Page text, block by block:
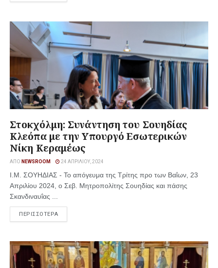
Στοκχόλμη: Συνάντηση του Σουηδίας
Κλεόπα με την Υπουργό Εσωτερικών
Νίκη Κεραμέως
ΑΠΌ NEWSROOM 24 ΑΠΡΙΛΊΟΥ, 2024
Ι.Μ. ΣΟΥΗΔΙΑΣ - Το απόγευμα της Τρίτης προ των Βαΐων, 23
Απριλίου 2024, ο Σεβ. Μητροπολίτης Σουηδίας και πάσης
Σκανδιναυΐας ...
ΠΕΡΙΣΣΟΤΕΡΑ